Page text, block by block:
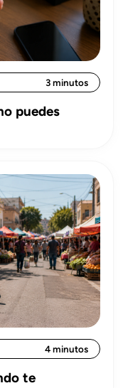
3 minutos
puedes
4 minutos
te